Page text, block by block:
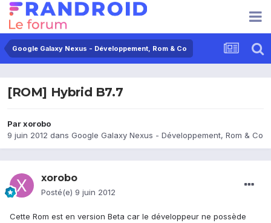
Google Galaxy Nexus - Développement, Rom & Co
[ROM] Hybrid B7.7
Parxorobo
9 juin 2012 dans Google Galaxy Nexus - Développement, Rom & Co
xorobo
Posté(e) 9 juin 2012
Cette Rom est en version Beta car le développeur ne possède